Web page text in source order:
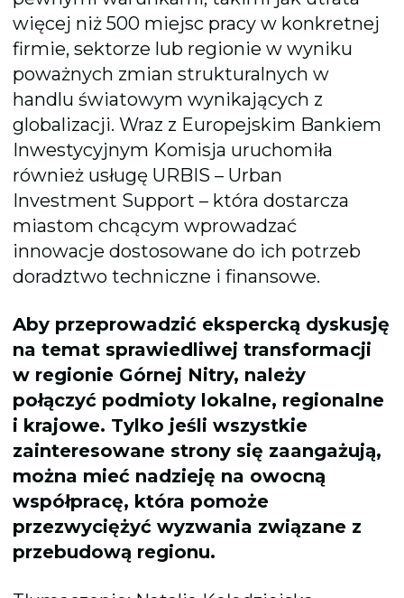
więcej niż 500 miejsc pracy w konkretnej
firmie, sektorze lub regionie w wyniku
poważnych zmian strukturalnych w
handlu światowym wynikających z
globalizacji. Wraz z Europejskim Bankiem
Inwestycyjnym Komisja uruchomiła
również usługę URBIS – Urban
Investment Support – która dostarcza
miastom chcącym wprowadzać
innowacje dostosowane do ich potrzeb
doradztwo techniczne i finansowe.
Aby przeprowadzić ekspercką dyskusję
na temat sprawiedliwej transformacji
w regionie Górnej Nitry, należy
połączyć podmioty lokalne, regionalne
i krajowe. Tylko jeśli wszystkie
zainteresowane strony się zaangażują,
można mieć nadzieję na owocną
współpracę, która pomoże
przezwyciężyć wyzwania związane z
przebudową regionu.